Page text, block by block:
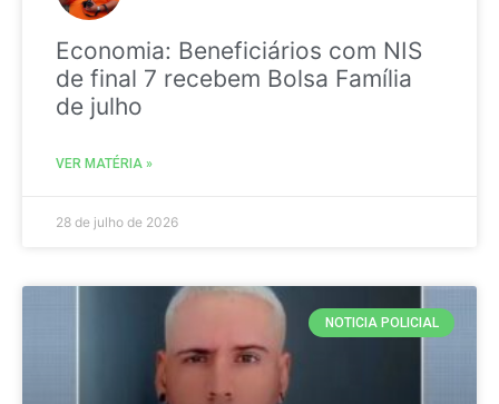
Economia: Beneficiários com NIS
de final 7 recebem Bolsa Família
de julho
VER MATÉRIA »
28 de julho de 2026
NOTICIA POLICIAL